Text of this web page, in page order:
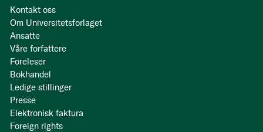
Kontakt oss
Om Universitetsforlaget
Ansatte
Våre forfattere
Foreleser
Bokhandel
Ledige stillinger
Presse
Elektronisk faktura
Foreign rights